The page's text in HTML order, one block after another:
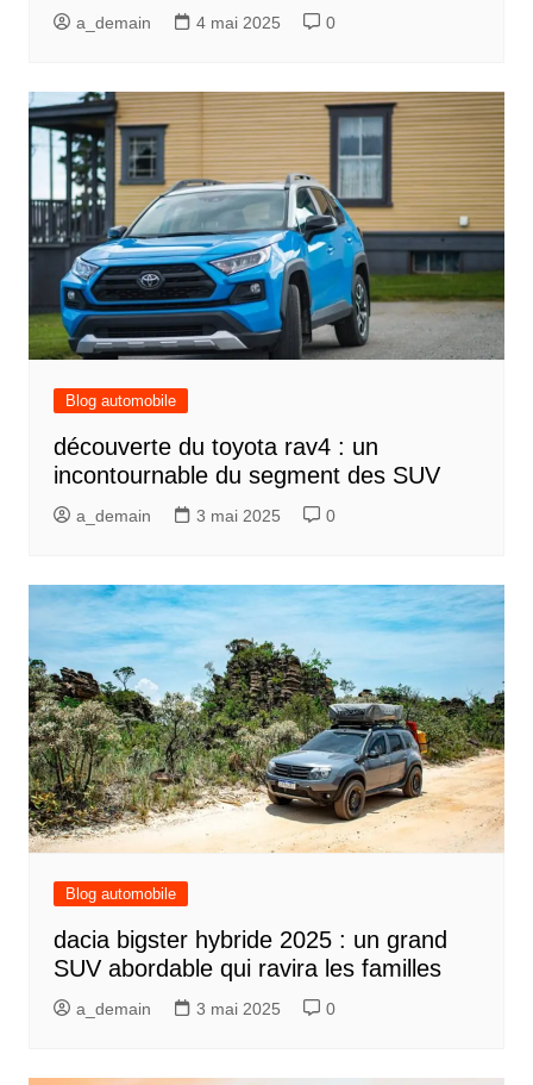
a_demain 4 mai 2025 0
Blog automobile
découverte du toyota rav4 : un
incontournable du segment des SUV
a_demain 3 mai 2025 0
Blog automobile
dacia bigster hybride 2025 : un grand
SUV abordable qui ravira les familles
a_demain 3 mai 2025 0